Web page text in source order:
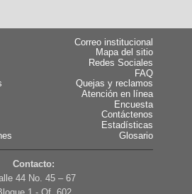
Correo institucional
Mapa del sitio
Redes Sociales
FAQ
Quejas y reclamos
Atención en línea
Encuesta
Contáctenos
Estadísticas
Glosario
Contacto:
44 No. 45 – 67